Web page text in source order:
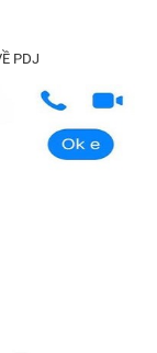
PDJ